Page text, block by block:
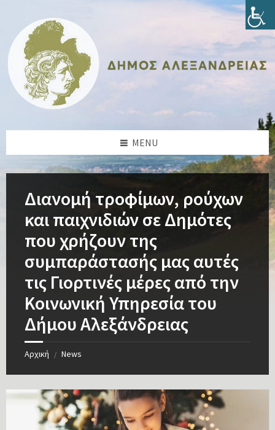
content
sidebar
sidebar
footer
MENU
Διανομή τροφίμων, ρούχων
και παιχνιδιών σε Δημότες
που χρήζουν της
συμπαράστασής μας αυτές
τις Γιορτινές μέρες από την
Κοινωνική Υπηρεσία του
Δήμου Αλεξάνδρειας
Αρχική / News